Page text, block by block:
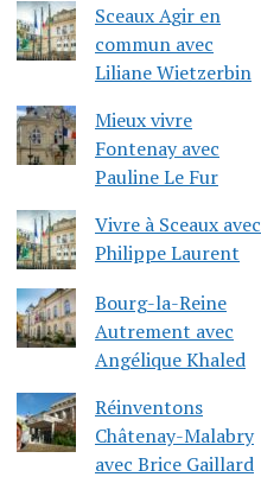
Sceaux Agir en
commun avec
Liliane Wietzerbin
Mieux vivre
Fontenay avec
Pauline Le Fur
Vivre à Sceaux avec
Philippe Laurent
Bourg-la-Reine
Autrement avec
Angélique Khaled
Réinventons
Châtenay-Malabry
avec Brice Gaillard